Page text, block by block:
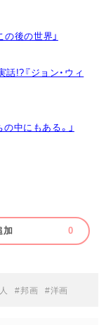
後の世界」
!?『ジョン・ウィ
中にもある。」
加 0
#邦画 #洋画